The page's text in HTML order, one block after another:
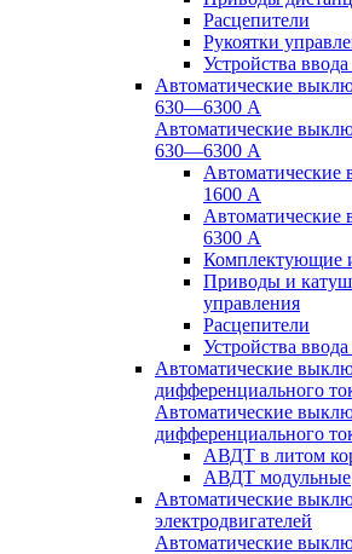
Расцепители
Рукоятки
Устройства ввода
Автоматические
630—6300 А
Автоматические
630—6300 А
1600 А
6300 А
Комплектующие
Приводы и
управления
Расцепители
Устройства ввода
Автоматические
дифференциального
Автоматические
дифференциального
АВДТ в литом
АВДТ модульные
Автоматические
электродвигателей
Автоматические